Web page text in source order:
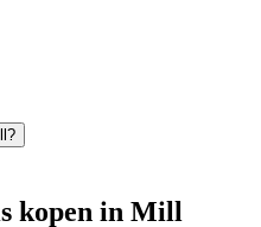
kopen in Mill